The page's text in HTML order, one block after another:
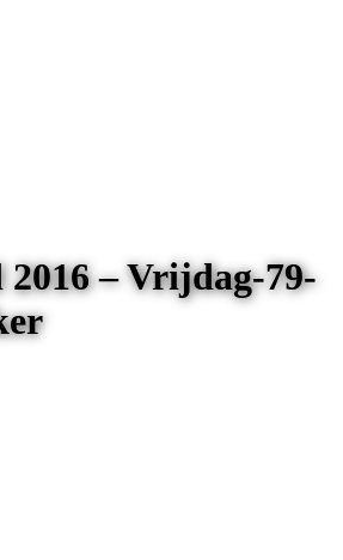
– Vrijdag-79-